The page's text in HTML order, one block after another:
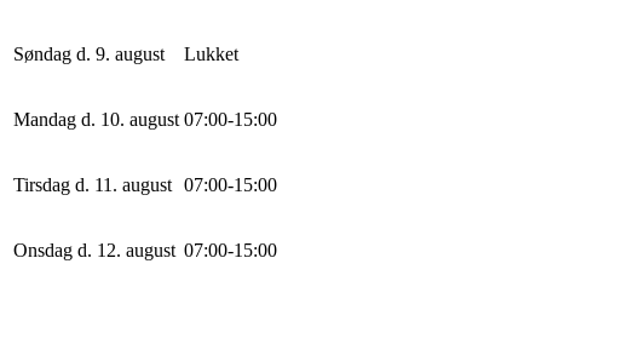
Søndag d. 9. august Lukket
Mandag d. 10. august 07:00-15:00
Tirsdag d. 11. august 07:00-15:00
Onsdag d. 12. august 07:00-15:00